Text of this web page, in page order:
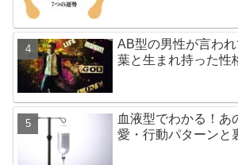
AB型の男性が言わ
葉と生まれ持った性
血液型でわかる！あ
愛・行動パターンと